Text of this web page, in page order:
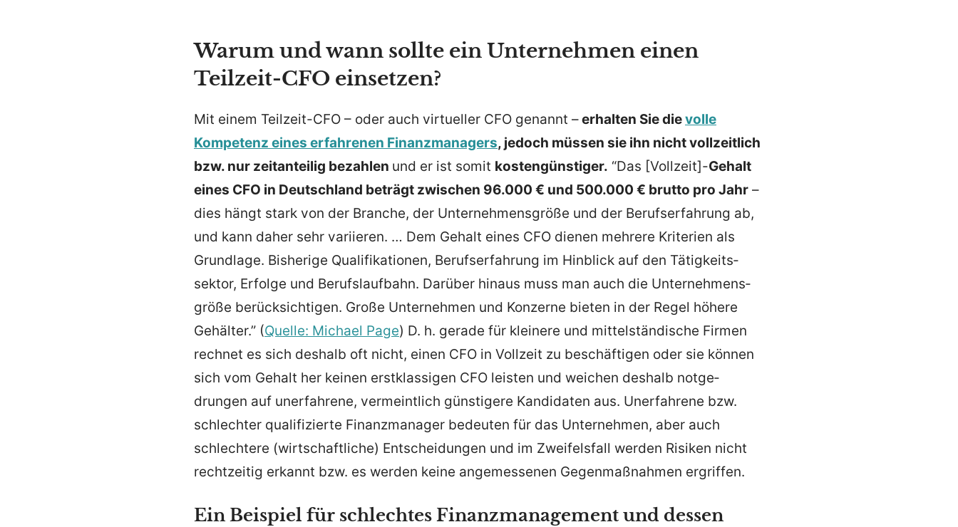
Warum und wann sollte ein Unternehmen einen
Teilzeit-CFO einsetzen?
Mit einem Teilzeit-CFO – oder auch virtu­eller CFO genannt –erhalten Sie dievolle
Kompetenz eines erfah­renen Finanz­ma­nagers, jedoch müssen sie ihn nicht vollzeitlich
bzw. nur zeitan­teilig bezahlen und er ist somit kosten­güns­tiger. “Das [Vollzeit]-Gehalt
eines CFO in Deutschland beträgt zwischen 96.000 € und 500.000 € brutto pro Jahr –
dies hängt stark von der Branche, der Unter­neh­mens­größe und der Berufs­er­fahrung ab,
und kann daher sehr variieren. … Dem Gehalt eines CFO dienen mehrere Kriterien als
Grundlage. Bisherige Quali­fi­ka­tionen, Berufs­er­fahrung im Hinblick auf den Tätig­keits­
sektor, Erfolge und Berufs­laufbahn. Darüber hinaus muss man auch die Unter­neh­mens­
größe berück­sich­tigen. Große Unter­nehmen und Konzerne bieten in der Regel höhere
Gehälter.” (Quelle: Michael Page) D. h. gerade für kleinere und mittel­stän­dische Firmen
rechnet es sich deshalb oft nicht, einen CFO in Vollzeit zu beschäf­tigen oder sie können
sich vom Gehalt her keinen erstklas­sigen CFO leisten und weichen deshalb notge­
drungen auf unerfahrene, vermeintlich günstigere Kandi­daten aus. Unerfahrene bzw.
schlechter quali­fi­zierte Finanz­ma­nager bedeuten für das Unter­nehmen, aber auch
schlechtere (wirtschaft­liche) Entschei­dungen und im Zweifelsfall werden Risiken nicht
recht­zeitig erkannt bzw. es werden keine angemes­senen Gegen­maß­nahmen ergriffen.
Ein Beispiel für schlechtes Finanzmanagement und dessen